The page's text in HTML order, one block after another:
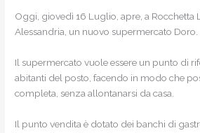
Oggi, giovedì 16 Luglio, apre, a Rocchetta
Alessandria, un nuovo supermercato Doro.
Il supermercato vuole essere un punto di
abitanti del posto, facendo in modo che
completa, senza allontanarsi da casa.
Il punto vendita è dotato dei banchi di